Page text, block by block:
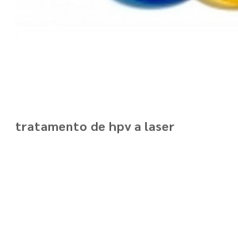
tratamento de hpv a laser